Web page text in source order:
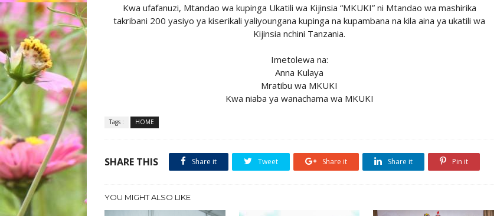
Kwa ufafanuzi, Mtandao wa kupinga Ukatili wa Kijinsia “MKUKI” ni Mtandao wa mashirika
takribani 200 yasiyo ya kiserikali yaliyoungana kupinga na kupambana na kila aina ya ukatili wa
Kijinsia nchini Tanzania.
Imetolewa na:
Anna Kulaya
Mratibu wa MKUKI
Kwa niaba ya wanachama wa MKUKI
Tags : HOME
SHARE THIS Share it Tweet Share it Share it Pin it
YOU MIGHT ALSO LIKE